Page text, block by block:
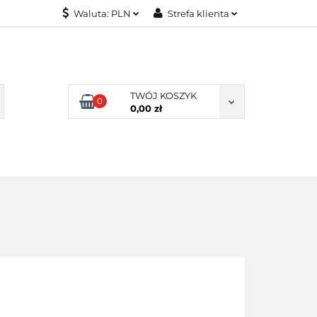
Waluta: PLN Strefa klienta
Dodaj zgłoszenie
Zgody cookies
0
TWÓJ KOSZYK
0,00 zł
KONTAKT